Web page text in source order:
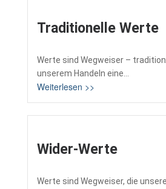
Traditionelle Werte
Werte sind Wegweiser –
unserem Handeln eine...
Weiterlesen >>
Wider-Werte
Werte sind Wegweiser, die